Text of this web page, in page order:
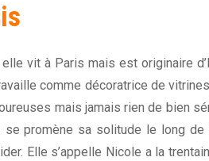
vit à Paris mais est originaire
comme décoratrice de
mais jamais rien de bien
se promène sa solitude le long
Elle s’appelle Nicole a la